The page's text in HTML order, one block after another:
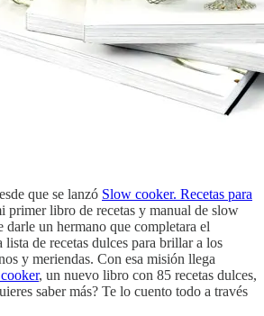
que se lanzó Slow cooker. Recetas para
primer libro de recetas y manual de slow
un hermano que completara el
lista de recetas dulces para brillar a los
y meriendas. Con esa misión llega
, un nuevo libro con 85 recetas dulces,
saber más? Te lo cuento todo a través